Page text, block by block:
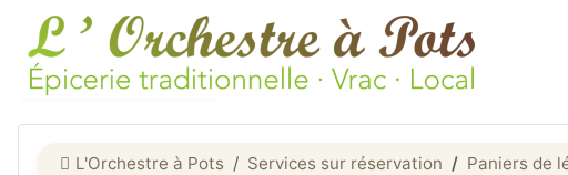
L'Orchestre à Pots Services sur réservation Paniers de